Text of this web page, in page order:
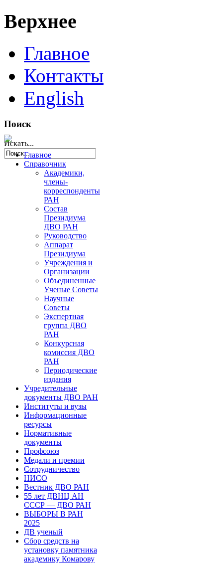
Верхнее
Главное
Контакты
English
Поиск
Искать...
Главное
Справочник
Академики,
члены-
корреспонденты
РАН
Состав
Президиума
ДВО РАН
Руководство
Аппарат
Президиума
Учреждения и
Организации
Объединенные
Ученые Советы
Научные
Советы
Экспертная
группа ДВО
РАН
Конкурсная
комиссия ДВО
РАН
Периодические
издания
Учредительные
документы ДВО РАН
Институты и вузы
Информационные
ресурсы
Нормативные
документы
Профсоюз
Медали и премии
Сотрудничество
НИСО
Вестник ДВО РАН
55 лет ДВНЦ АН
СССР — ДВО РАН
ВЫБОРЫ В РАН
2025
ДВ ученый
Сбор средств на
установку памятника
академику Комарову